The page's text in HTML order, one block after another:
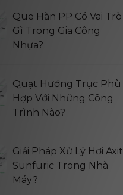
Que Hàn PP Có Vai Trò
Gì Trong Gia Công
Nhựa?
Quạt Hướng Trục Phù
Hợp Với Những Công
Trình Nào?
Giải Pháp Xử Lý Hơi Axit
Sunfuric Trong Nhà
Máy?